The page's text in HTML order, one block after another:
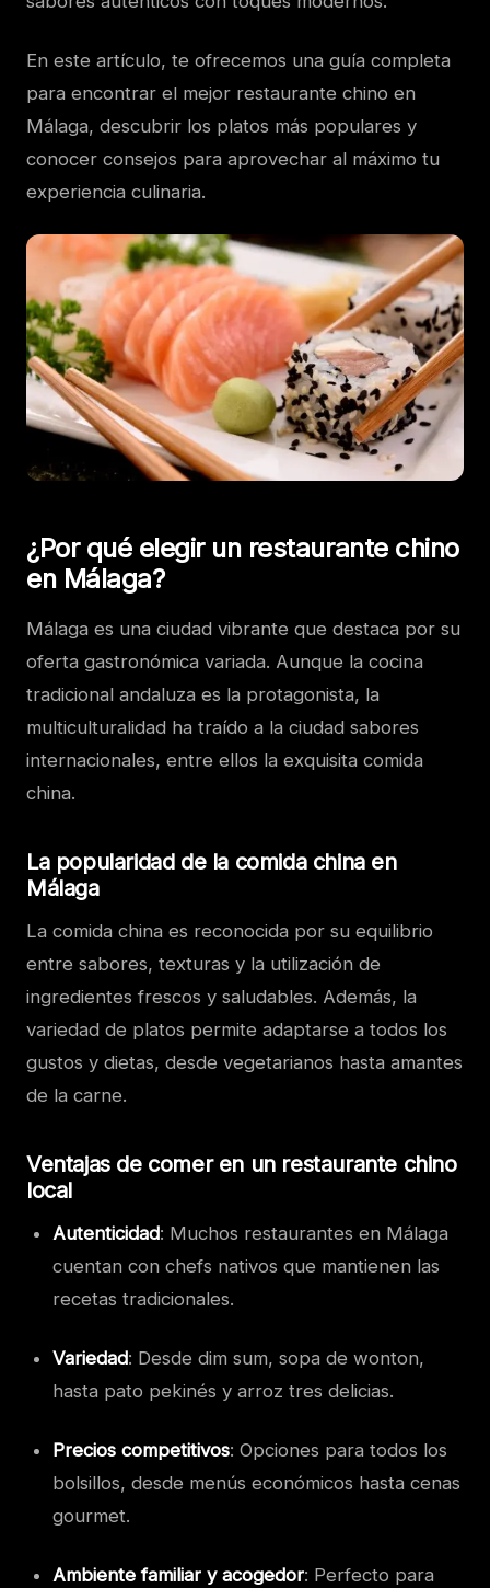
En este artículo, te ofrecemos una guía completa
para encontrar el mejor restaurante chino en
Málaga, descubrir los platos más populares y
conocer consejos para aprovechar al máximo tu
experiencia culinaria.
¿Por qué elegir un restaurante chino
en Málaga?
Málaga es una ciudad vibrante que destaca por su
oferta gastronómica variada. Aunque la cocina
tradicional andaluza es la protagonista, la
multiculturalidad ha traído a la ciudad sabores
internacionales, entre ellos la exquisita comida
china.
La popularidad de la comida china en
Málaga
La comida china es reconocida por su equilibrio
entre sabores, texturas y la utilización de
ingredientes frescos y saludables. Además, la
variedad de platos permite adaptarse a todos los
gustos y dietas, desde vegetarianos hasta amantes
de la carne.
Ventajas de comer en un restaurante chino
local
Autenticidad: Muchos restaurantes en Málaga
cuentan con chefs nativos que mantienen las
recetas tradicionales.
Variedad: Desde dim sum, sopa de wonton,
hasta pato pekinés y arroz tres delicias.
Precios competitivos: Opciones para todos los
bolsillos, desde menús económicos hasta cenas
gourmet.
Ambiente familiar y acogedor: Perfecto para